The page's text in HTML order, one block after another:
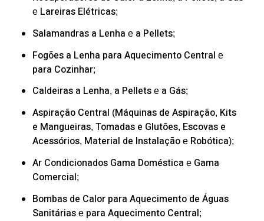
e Lareiras Elétricas;
Salamandras a Lenha e a Pellets;
Fogões a Lenha para Aquecimento Central e
para Cozinhar;
Caldeiras a Lenha, a Pellets e a Gás;
Aspiração Central (Máquinas de Aspiração, Kits
e Mangueiras, Tomadas e Glutões, Escovas e
Acessórios, Material de Instalação e Robótica);
Ar Condicionados Gama Doméstica e Gama
Comercial;
Bombas de Calor para Aquecimento de Águas
Sanitárias e para Aquecimento Central;